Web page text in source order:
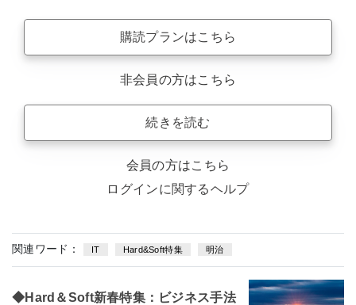
購読プランはこちら
非会員の方はこちら
続きを読む
会員の方はこちら
ログインに関するヘルプ
関連ワード： IT Hard&Soft特集 明治
◆Hard＆Soft新春特集：ビジネス手法